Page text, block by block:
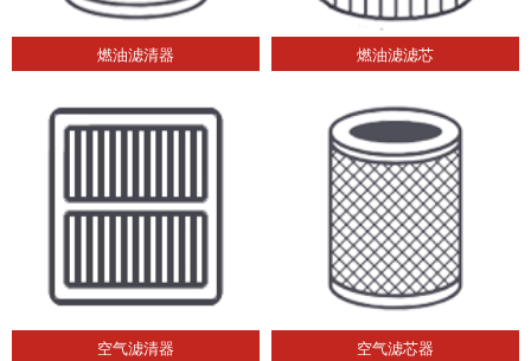
燃油滤清器 燃油滤滤芯
空气滤清器 空气滤芯器